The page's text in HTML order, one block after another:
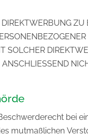
SOLCHER
bei
mutmaßlichen